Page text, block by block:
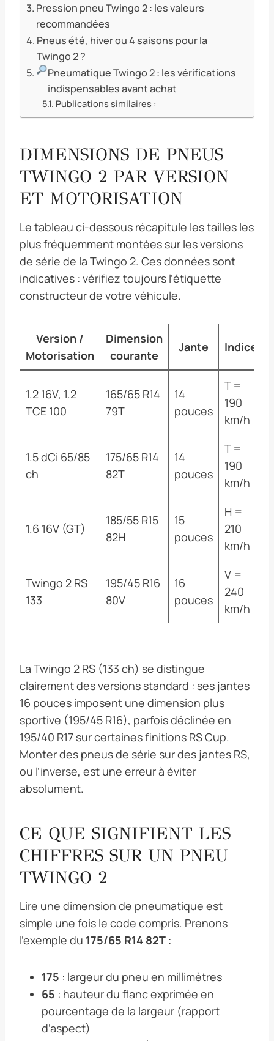
Pression pneu Twingo 2 : les valeurs
recommandées
Pneus été, hiver ou 4 saisons pour la
Twingo 2 ?
Pneumatique Twingo 2 : les vérifications
indispensables avant achat
Publications similaires :
DIMENSIONS DE PNEUS
TWINGO 2 PAR VERSION
ET MOTORISATION
Le tableau ci-dessous récapitule les tailles les
plus fréquemment montées sur les versions
de série de la Twingo 2. Ces données sont
indicatives : vérifiez toujours l’étiquette
constructeur de votre véhicule.
Version /
Motorisation
Dimension
courante
Jante Indice
1.2 16V, 1.2
TCE 100
165/65 R14
79T
14
pouces
T =
190
km/h
1.5 dCi 65/85
ch
175/65 R14
82T
14
pouces
T =
190
km/h
1.6 16V (GT)
185/55 R15
82H
15
pouces
H =
210
km/h
Twingo 2 RS
133
195/45 R16
80V
16
pouces
V =
240
km/h
La Twingo 2 RS (133 ch) se distingue
clairement des versions standard : ses jantes
16 pouces imposent une dimension plus
sportive (195/45 R16), parfois déclinée en
195/40 R17 sur certaines finitions RS Cup.
Monter des pneus de série sur des jantes RS,
ou l’inverse, est une erreur à éviter
absolument.
CE QUE SIGNIFIENT LES
CHIFFRES SUR UN PNEU
TWINGO 2
Lire une dimension de pneumatique est
simple une fois le code compris. Prenons
l’exemple du 175/65 R14 82T :
175 : largeur du pneu en millimètres
65 : hauteur du flanc exprimée en
pourcentage de la largeur (rapport
d’aspect)